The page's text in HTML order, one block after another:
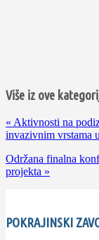
Više iz ove
« Aktivnosti na
invazivnim vrstama
Održana finalna
projekta »
POKRAJINSKI